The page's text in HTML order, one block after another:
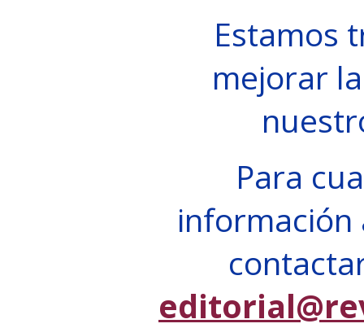
Estamos
mejorar
Para
información